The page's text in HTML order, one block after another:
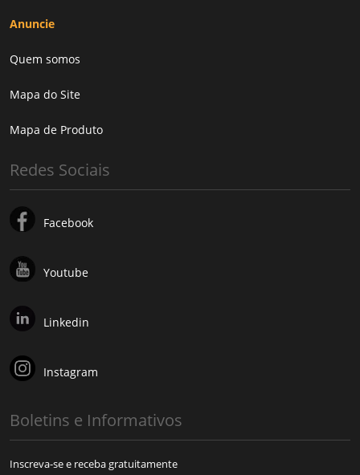
Anuncie
Quem somos
Mapa do Site
Mapa de Produto
Redes Sociais
Facebook
Youtube
Linkedin
Instagram
Boletins e Informativos
Inscreva-se e receba gratuitamente